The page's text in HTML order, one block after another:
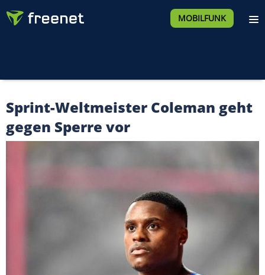
MOBILFUNK
Sprint-Weltmeister Coleman geht
gegen Sperre vor